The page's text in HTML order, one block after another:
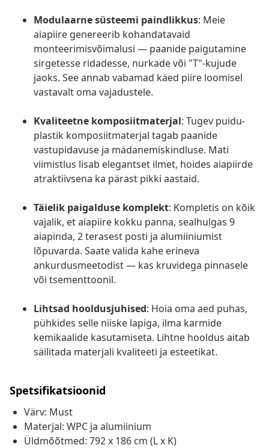
Modulaarne süsteemi paindlikkus: Meie
aiapiire genereerib kohandatavaid
monteerimisvõimalusi — paanide paigutamine
sirgetesse ridadesse, nurkade või "T"-kujude
jaoks. See annab vabamad käed piire loomisel
vastavalt oma vajadustele.
Kvaliteetne komposiitmaterjal: Tugev puidu-
plastik komposiitmaterjal tagab paanide
vastupidavuse ja mädanemiskindluse. Mati
viimistlus lisab elegantset ilmet, hoides aiapiirde
atraktiivsena ka pärast pikki aastaid.
Täielik paigalduse komplekt: Kompletis on kõik
vajalik, et aiapiire kokku panna, sealhulgas 9
aiapinda, 2 terasest posti ja alumiiniumist
lõpuvarda. Saate valida kahe erineva
ankurdusmeetodist — kas kruvidega pinnasele
või tsementtoonil.
Lihtsad hooldusjuhised: Hoia oma aed puhas,
pühkides selle niiske lapiga, ilma karmide
kemikaalide kasutamiseta. Lihtne hooldus aitab
säilitada materjali kvaliteeti ja esteetikat.
Spetsifikatsioonid
Värv: Must
Materjal: WPC ja alumiinium
Üldmõõtmed: 792 x 186 cm (L x K)